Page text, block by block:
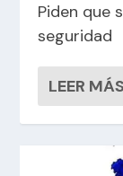
Piden que
seguridad
LEER MÁS